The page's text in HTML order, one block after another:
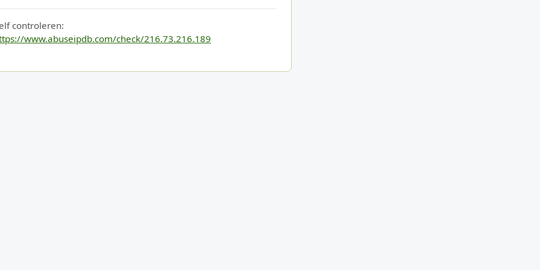
controleren:
www.abuseipdb.com/check/216.73.216.189